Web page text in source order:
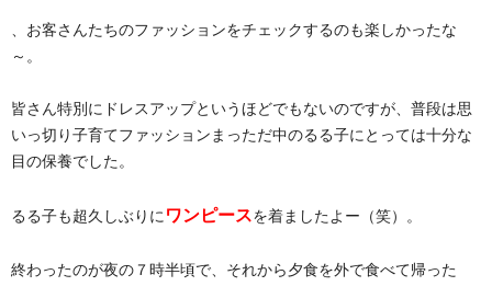
、お客さんたちのファッションをチェックするのも楽しかったな
～。
皆さん特別にドレスアップというほどでもないのですが、普段は思
いっ切り子育てファッションまっただ中のるる子にとっては十分な
目の保養でした。
るる子も超久しぶりに ワンピースを着ましたよー（笑）。
終わったのが夜の７時半頃で、それから夕食を外で食べて帰った